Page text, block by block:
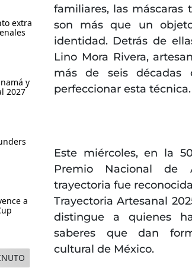
extra
y
2027
a
familiares, las máscaras
son más que un
identidad. Detrás de
Lino Mora Rivera,
más de seis décadas
perfeccionar esta técnica.
Este miércoles, en la
Premio Nacional de
trayectoria fue
Trayectoria Artesanal
distingue a quienes
saberes que dan
cultural de México.